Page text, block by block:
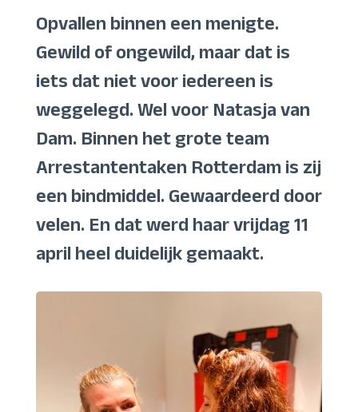
Opvallen binnen een menigte.
Gewild of ongewild, maar dat is
iets dat niet voor iedereen is
weggelegd. Wel voor Natasja van
Dam. Binnen het grote team
Arrestantentaken Rotterdam is zij
een bindmiddel. Gewaardeerd door
velen. En dat werd haar vrijdag 11
april heel duidelijk gemaakt.